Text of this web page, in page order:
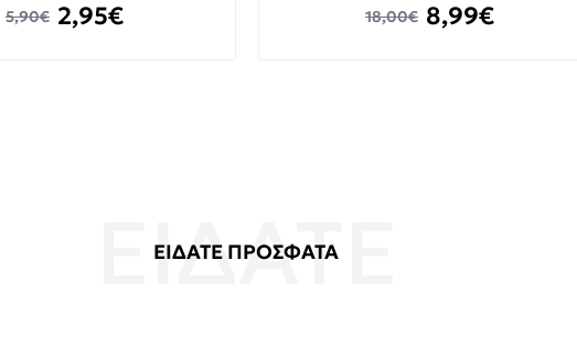
2,95€
5,90€ 8,99€
18,00€
ΕΙΔΑΤΕ ΠΡΟΣΦΑΤΑ